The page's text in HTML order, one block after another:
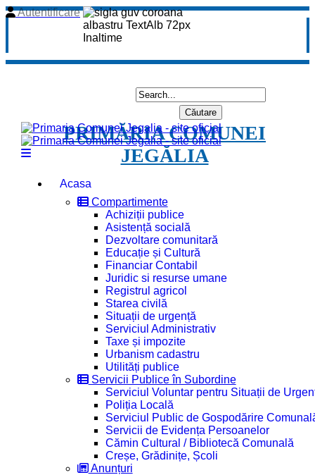
Autentificare
PRIMĂRIA COMUNEI
JEGĂLIA
Acasa
Compartimente
Achiziții publice
Asistență socială
Dezvoltare comunitară
Educație și Cultură
Financiar Contabil
Juridic si resurse umane
Registrul agricol
Starea civilă
Situații de urgență
Serviciul Administrativ
Taxe și impozite
Urbanism cadastru
Utilități publice
Servicii Publice în Subordine
Serviciul Voluntar pentru Situații de
Poliția Locală
Serviciul Public de Gospodărire
Servicii de Evidența Persoanelor
Cămin Cultural / Bibliotecă Comunală
Creșe, Grădinițe, Școli
Anunțuri